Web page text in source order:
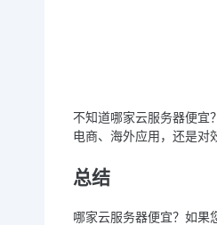
不知道哪家云服务器便宜
电商、海外应用，还是对
总结
哪家云服务器便宜？如果